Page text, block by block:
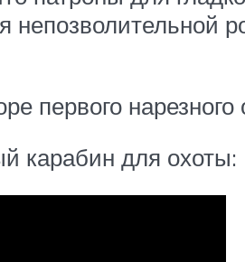
непозволительной
первого нарезного
карабин для охоты: